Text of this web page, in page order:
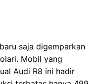
saja digemparkan
Mobil yang
Audi R8 ini hadir